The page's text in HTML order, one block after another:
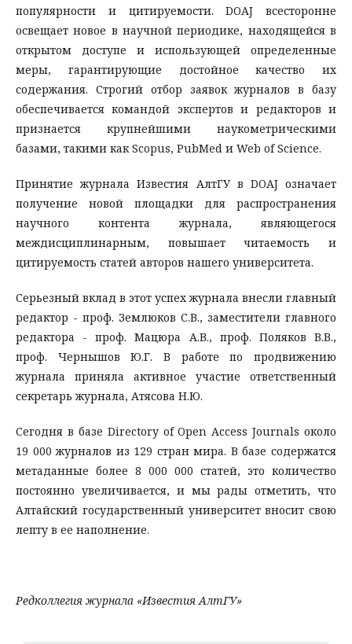
популярности и цитируемости. DOAJ всесторонне
освещает новое в научной периодике, находящейся в
открытом доступе и использующей определенные
меры, гарантирующие достойное качество их
содержания. Строгий отбор заявок журналов в базу
обеспечивается командой экспертов и редакторов и
признается крупнейшими наукометрическими
базами, такими как Scopus, PubMed и Web of Science.
Принятие журнала Известия АлтГУ в DOAJ означает
получение новой площадки для распространения
научного контента журнала, являющегося
междисциплинарным, повышает читаемость и
цитируемость статей авторов нашего университета.
Серьезный вклад в этот успех журнала внесли главный
редактор - проф. Землюков С.В., заместители главного
редактора - проф. Мацюра А.В., проф. Поляков В.В.,
проф. Чернышов Ю.Г. В работе по продвижению
журнала приняла активное участие ответственный
секретарь журнала, Атясова Н.Ю.
Сегодня в базе Directory of Open Access Journals около
19 000 журналов из 129 стран мира. В базе содержатся
метаданные более 8 000 000 статей, это количество
постоянно увеличивается, и мы рады отметить, что
Алтайский государственный университет вносит свою
лепту в ее наполнение.
Редколлегия журнала «Известия АлтГУ»